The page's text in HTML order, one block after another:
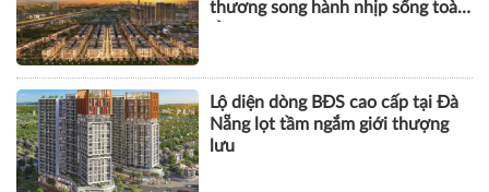
BẤT ĐỘNG SẢN
Khu phố thương mại SOHO tại
The Global City: Nơi bản sắc giao
thương song hành nhịp sống toàn